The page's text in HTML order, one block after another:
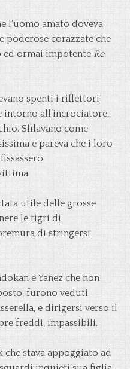
l’uomo amato doveva
poderose corazzate che
ed ormai impotente Re
spenti i riflettori
intorno all’incrociatore,
Sfilavano come
e pareva che i loro
utile delle grosse
le tigri di
di stringersi
e Yanez che non
furono veduti
e dirigersi verso il
freddi, impassibili.
che stava appoggiato ad